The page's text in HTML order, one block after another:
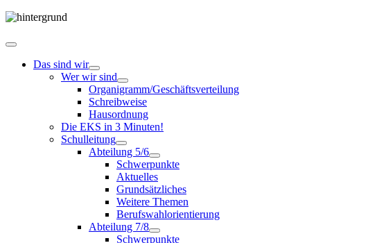
Das sind wir
Wer wir sind
Organigramm/Geschäftsverteilung
Schreibweise
Hausordnung
Die EKS in 3 Minuten!
Schulleitung
Abteilung 5/6
Schwerpunkte
Aktuelles
Grundsätzliches
Weitere Themen
Berufswahlorientierung
Abteilung 7/8
Schwerpunkte